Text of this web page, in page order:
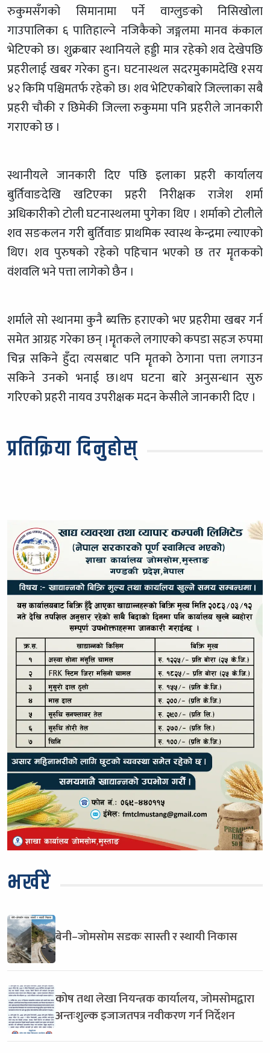
रुकुमसँगको सिमानामा पर्ने वाग्लुङको निसिखोला
गाउपालिका ६ पातिहाल्ने नजिकैको जङ्गलमा मानव कंकाल
भेटिएको छ। शुक्रबार स्थानियले हड्डी मात्र रहेको शव देखेपछि
प्रहरीलाई खबर गरेका हुन। घटनास्थल सदरमुकामदेखि १सय
४२ किमि पश्चिमतर्फ रहेको छ। शव भेटिएकोबारे जिल्लाका सबै
प्रहरी चौकी र छिमेकी जिल्ला रुकुममा पनि प्रहरीले जानकारी
गराएको छ ।
स्थानीयले जानकारी दिए पछि इलाका प्रहरी कार्यालय
बुर्तिवाङदेखि खटिएका प्रहरी निरीक्षक राजेश शर्मा
अधिकारीको टोली घटनास्थलमा पुगेका थिए । शर्माको टोलीले
शव सङकलन गरी बुर्तिवाङ प्राथमिक स्वास्थ केन्द्रमा ल्याएको
थिए। शव पुरुषको रहेको पहिचान भएको छ तर मॄतकको
वंशवलि भने पत्ता लागेको छैन ।
शर्माले सो स्थानमा कुनै ब्यक्ति हराएको भए प्रहरीमा खबर गर्न
समेत आग्रह गरेका छन् ।मॄतकले लगाएको कपडा सहज रुपमा
चिन्न सकिने हुँदा त्यसबाट पनि मॄतको ठेगाना पत्ता लगाउन
सकिने उनको भनाई छ।थप घटना बारे अनुसन्धान सुरु
गरिएको प्रहरी नायव उपरीक्षक मदन केसीले जानकारी दिए ।
प्रतिक्रिया दिनुहोस्
भर्खरै
बेनी–जोमसोम सडकः सास्ती र स्थायी निकास
कोष तथा लेखा नियन्त्रक कार्यालय, जोमसोमद्वारा
अन्तःशुल्क इजाजतपत्र नवीकरण गर्न निर्देशन